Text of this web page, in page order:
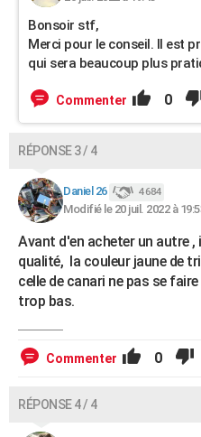
Bonsoir stf,
Merci pour le conseil. Il est
qui sera beaucoup plus
Commenter 0
RÉPONSE 3 / 4
Daniel 26 4 684
Modifié le 20 juil. 2022 à
Avant d'en acheter un autre
qualité, la couleur jaune de
celle de canari ne pas se
trop bas.
Commenter 0
RÉPONSE 4 / 4